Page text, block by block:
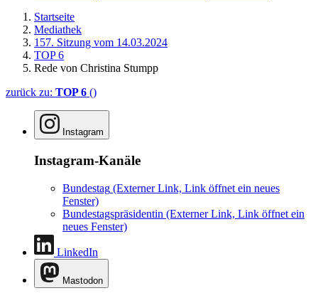
Startseite
Mediathek
157. Sitzung vom 14.03.2024
TOP 6
Rede von Christina Stumpp
zurück zu: TOP 6 ()
Instagram
Instagram-Kanäle
Bundestag (Externer Link, Link öffnet ein neues
Fenster)
Bundestagspräsidentin (Externer Link, Link öffnet ein
neues Fenster)
LinkedIn
Mastodon